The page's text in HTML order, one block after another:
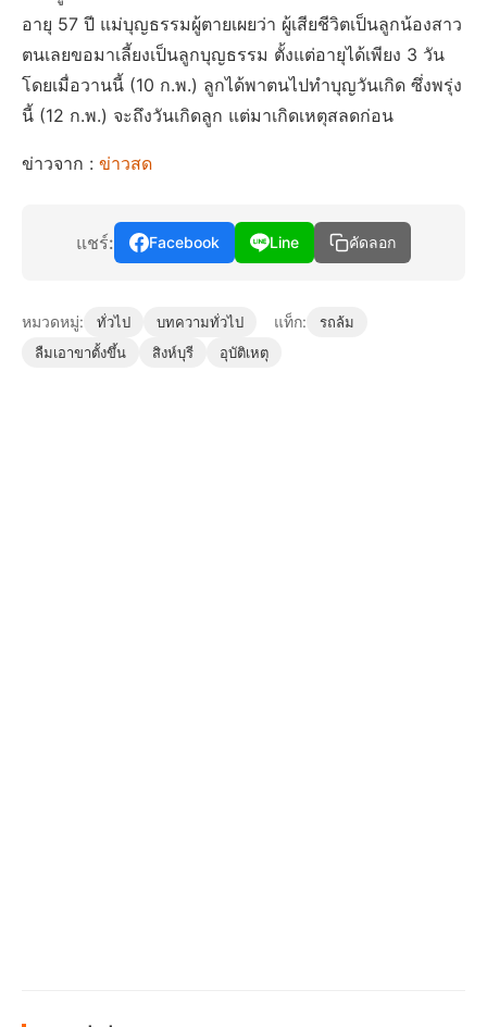
อายุ 57 ปี แม่บุญธรรมผู้ตายเผยว่า ผู้เสียชีวิตเป็นลูกน้องสาว
ตนเลยขอมาเลี้ยงเป็นลูกบุญธรรม ตั้งแต่อายุได้เพียง 3 วัน
โดยเมื่อวานนี้ (10 ก.พ.) ลูกได้พาตนไปทำบุญวันเกิด ซึ่งพรุ่ง
นี้ (12 ก.พ.) จะถึงวันเกิดลูก แต่มาเกิดเหตุสลดก่อน
ข่าวจาก : ข่าวสด
แชร์: Facebook Line คัดลอก
หมวดหมู่: ทั่วไป บทความทั่วไป แท็ก:
รถล้ม
ลืมเอาขาตั้งขึ้น
สิงห์บุรี อุบัติเหตุ